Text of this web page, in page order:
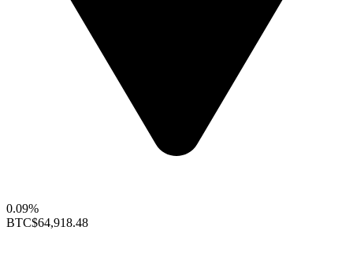
0.09%
BTC$64,918.48